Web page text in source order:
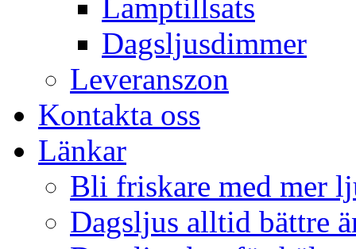
Lamptillsats
Dagsljusdimmer
Leveranszon
Kontakta oss
Länkar
Bli friskare med mer
Dagsljus alltid bättre